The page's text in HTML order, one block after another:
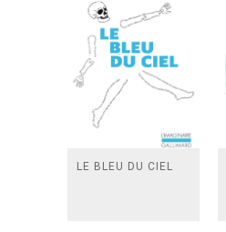
LE BLEU DU CIEL